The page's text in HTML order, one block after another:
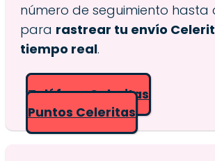
número de seguimiento hasta
para rastrear tu envío
tiempo real.
Teléfono Celeritas
Puntos Celeritas